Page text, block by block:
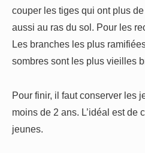
couper les tiges qui ont plus
aussi au ras du sol. Pour les
Les branches les plus
sombres sont les plus vieilles
Pour finir, il faut conserver les
moins de 2 ans. L’idéal est de
jeunes.